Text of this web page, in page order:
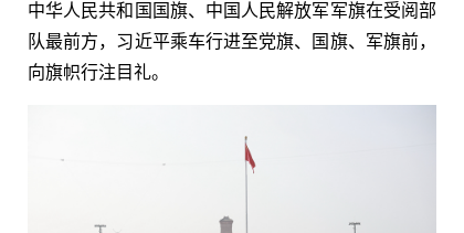
中华人民共和国国旗、中国人民解放军军旗在受阅部
队最前方，习近平乘车行进至党旗、国旗、军旗前，
向旗帜行注目礼。